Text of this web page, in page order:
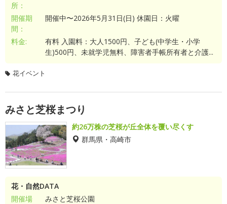
所：
開催期
間：
開催中〜2026年5月31日(日) 休園日：火曜
料金:
有料 入園料：大人1500円、子ども(中学生・小学
生)500円、未就学児無料、障害者手帳所有者と介護...
花イベント
みさと芝桜まつり
約26万株の芝桜が丘全体を覆い尽くす
群馬県・高崎市
花・自然DATA
開催場
みさと芝桜公園